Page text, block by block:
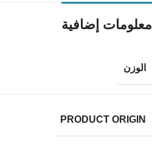
معلومات إضافية
الوزن
PRODUCT ORIGIN